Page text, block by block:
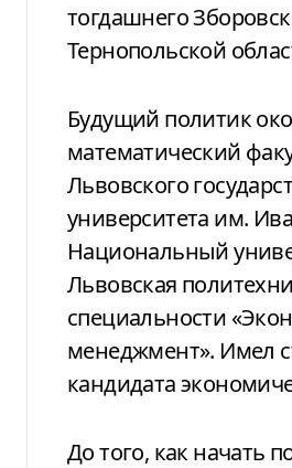
тогдашнего
Тернопольской
Будущий политик
математический
Львовского
университета им.
Национальный
Львовская
специальности
менеджмент». Имел
кандидата
До того, как начать